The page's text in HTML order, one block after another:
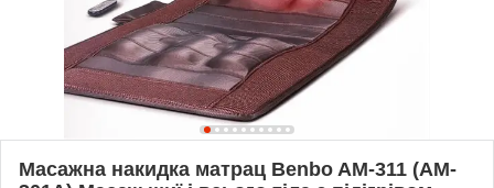
Масажна накидка матрац Benbo AM-311 (AM-